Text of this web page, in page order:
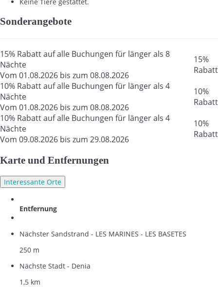
Sonderangebote
15% Rabatt auf alle Buchungen für länger als 8
Nächte
Vom 01.08.2026 bis zum 08.08.2026
15%
Rabatt
10% Rabatt auf alle Buchungen für länger als 4
Nächte
Vom 01.08.2026 bis zum 08.08.2026
10%
Rabatt
10% Rabatt auf alle Buchungen für länger als 4
Nächte
Vom 09.08.2026 bis zum 29.08.2026
10%
Rabatt
Karte und Entfernungen
Interessante Orte
Entfernung
Nächster Sandstrand - LES MARINES - LES BASETES
250 m
Nächste Stadt - Denia
1,5 km